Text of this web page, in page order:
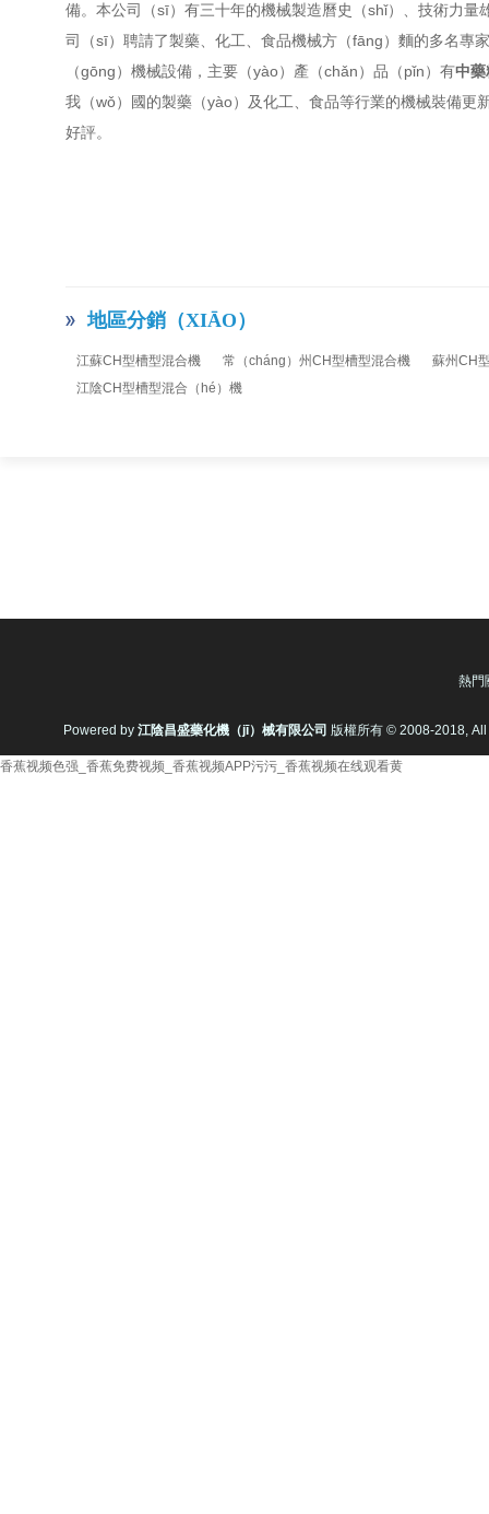
備。本公司（sī）有三十年的機械製造曆史（shǐ）、技術力
司（sī）聘請了製藥、化工、食品機械方（fāng）麵的多名專
（gōng）機械設備，主要（yào）產（chǎn）品（pǐn）有中藥
我（wǒ）國的製藥（yào）及化工、食品等行業的機械裝備
好評。
地區分銷（XIĀO）
江蘇CH型槽型混合機 常（cháng）州CH型槽型混合機
蘇州CH
江陰CH型槽型混合（hé）機
熱門
Powered by 江陰昌盛藥化機（jī）械有限公司 版權所有 © 2008-2018,
香蕉视频色强_香蕉免费视频_香蕉视频APP污污_香蕉视频在线观看黄